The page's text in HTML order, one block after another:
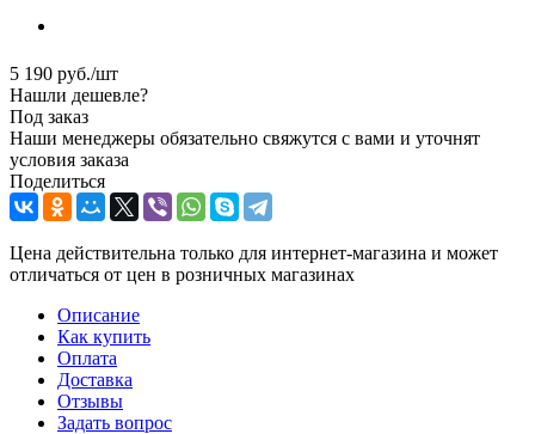
5 190 руб./шт
Нашли дешевле?
Под заказ
Наши менеджеры обязательно свяжутся с вами и уточнят
условия заказа
Поделиться
Цена действительна только для интернет-магазина и может
отличаться от цен в розничных магазинах
Описание
Как купить
Оплата
Доставка
Отзывы
Задать вопрос